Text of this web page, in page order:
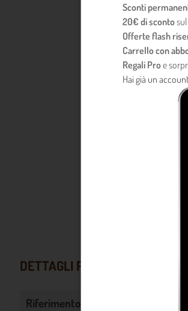
DETTAGLI PRODOTTO
Riferimento
Sconti
20€ di sconto
Offerte flash
Carrello con
Regali Proe
Hai già un